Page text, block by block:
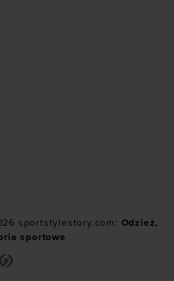
sportstylestory.com: Odzież,
sportowe